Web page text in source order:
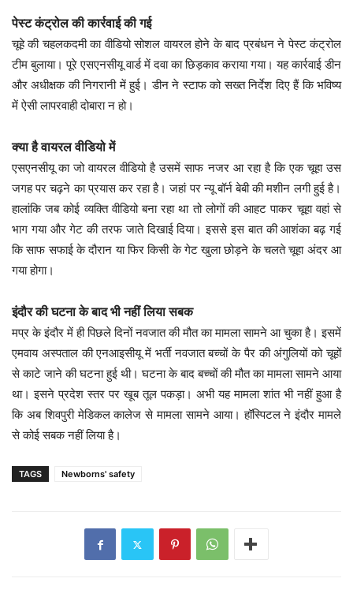
पेस्ट कंट्रोल की कार्रवाई की गई
चूहे की चहलकदमी का वीडियो सोशल वायरल होने के बाद प्रबंधन ने पेस्ट कंट्रोल
टीम बुलाया। पूरे एसएनसीयू वार्ड में दवा का छिड़काव कराया गया। यह कार्रवाई डीन
और अधीक्षक की निगरानी में हुई। डीन ने स्टाफ को सख्त निर्देश दिए हैं कि भविष्य
में ऐसी लापरवाही दोबारा न हो।
क्या है वायरल वीडियो में
एसएनसीयू का जो वायरल वीडियो है उसमें साफ नजर आ रहा है कि एक चूहा उस
जगह पर चढ़ने का प्रयास कर रहा है। जहां पर न्यू बॉर्न बेबी की मशीन लगी हुई है।
हालांकि जब कोई व्यक्ति वीडियो बना रहा था तो लोगों की आहट पाकर चूहा वहां से
भाग गया और गेट की तरफ जाते दिखाई दिया। इससे इस बात की आशंका बढ़ गई
कि साफ सफाई के दौरान या फिर किसी के गेट खुला छोड़ने के चलते चूहा अंदर आ
गया होगा।
इंदौर की घटना के बाद भी नहीं लिया सबक
मप्र के इंदौर में ही पिछले दिनों नवजात की मौत का मामला सामने आ चुका है। इसमें
एमवाय अस्पताल की एनआइसीयू में भर्ती नवजात बच्चों के पैर की अंगुलियों को चूहों
से काटे जाने की घटना हुई थी। घटना के बाद बच्चों की मौत का मामला सामने आया
था। इसने प्रदेश स्तर पर खूब तूल पकड़ा। अभी यह मामला शांत भी नहीं हुआ है
कि अब शिवपुरी मेडिकल कालेज से मामला सामने आया। हॉस्पिटल ने इंदौर मामले
से कोई सबक नहीं लिया है।
TAGS Newborns' safety